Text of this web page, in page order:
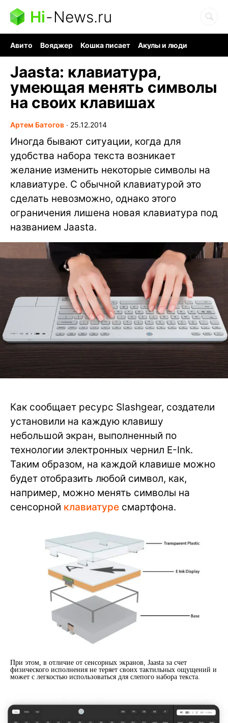
Hi-News.ru
Авито Вояджер Кошка писает
Акулы и люди
Jaasta: клавиатура,
умеющая менять символы
на своих клавишах
Артем Батогов ∙ 25.12.2014
Иногда бывают ситуации, когда для
удобства набора текста возникает
желание изменить некоторые символы на
клавиатуре. С обычной клавиатурой это
сделать невозможно, однако этого
ограничения лишена новая клавиатура под
названием Jaasta.
Как сообщает ресурс Slashgear, создатели
установили на каждую клавишу
небольшой экран, выполненный по
технологии электронных чернил E-Ink.
Таким образом, на каждой клавише можно
будет отобразить любой символ, как,
например, можно менять символы на
сенсорной клавиатуре смартфона.
При этом, в отличие от сенсорных экранов, Jaasta за счет
физического исполнения не теряет своих тактильных ощущений и
может с легкостью использоваться для слепого набора текста.